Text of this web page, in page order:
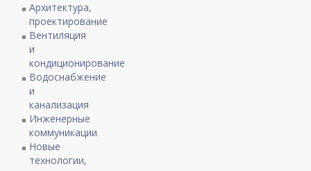
Архитектура,
проектирование
Вентиляция
и
кондиционирование
Водоснабжение
и
канализация
Инженерные
коммуникации
Новые
технологии,